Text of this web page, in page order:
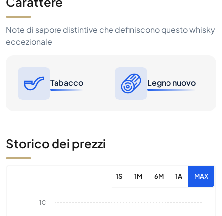
Note di sapore distintive che definiscono questo whisky
eccezionale
Tabacco Legno nuovo
Storico dei prezzi
1S 1M 6M 1A MAX
1€